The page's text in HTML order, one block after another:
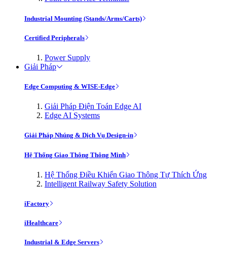
Industrial Mounting (Stands/Arms/Carts)
Certified Peripherals
Power Supply
Giải Pháp
Edge Computing & WISE-Edge
Giải Pháp Điện Toán Edge AI
Edge AI Systems
Giải Pháp Nhúng & Dịch Vụ Design-in
Hệ Thống Giao Thông Thông Minh
Hệ Thống Điều Khiển Giao Thông Tự Thích Ứng
Intelligent Railway Safety Solution
iFactory
iHealthcare
Industrial & Edge Servers